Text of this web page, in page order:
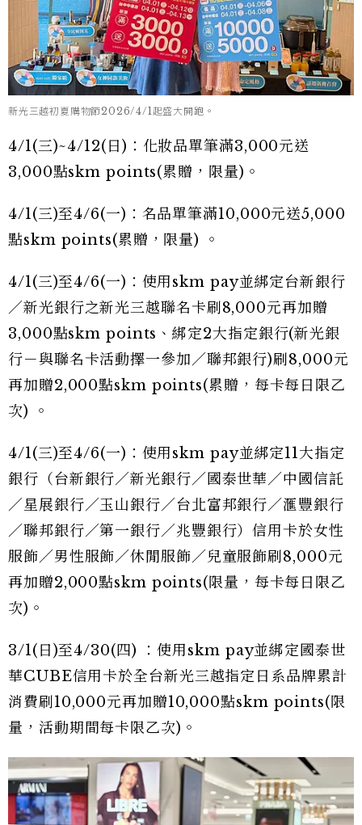
新光三越初夏購物節2026/4/1起盛大開跑。
4/1(三)~4/12(日)：化妝品單筆滿3,000元送
3,000點skm points(累贈，限量)。
4/1(三)至4/6(一)：名品單筆滿10,000元送5,000
點skm points(累贈，限量) 。
4/1(三)至4/6(一)：使用skm pay並綁定台新銀行
／新光銀行之新光三越聯名卡刷8,000元再加贈
3,000點skm points、綁定2大指定銀行(新光銀
行－與聯名卡活動擇一參加／聯邦銀行)刷8,000元
再加贈2,000點skm points(累贈，每卡每日限乙
次) 。
4/1(三)至4/6(一)：使用skm pay並綁定11大指定
銀行（台新銀行／新光銀行／國泰世華／中國信託
／星展銀行／玉山銀行／台北富邦銀行／滙豐銀行
／聯邦銀行／第一銀行／兆豐銀行）信用卡於女性
服飾／男性服飾／休閒服飾／兒童服飾刷8,000元
再加贈2,000點skm points(限量，每卡每日限乙
次)。
3/1(日)至4/30(四) ：使用skm pay並綁定國泰世
華CUBE信用卡於全台新光三越指定日系品牌累計
消費刷10,000元再加贈10,000點skm points(限
量，活動期間每卡限乙次)。